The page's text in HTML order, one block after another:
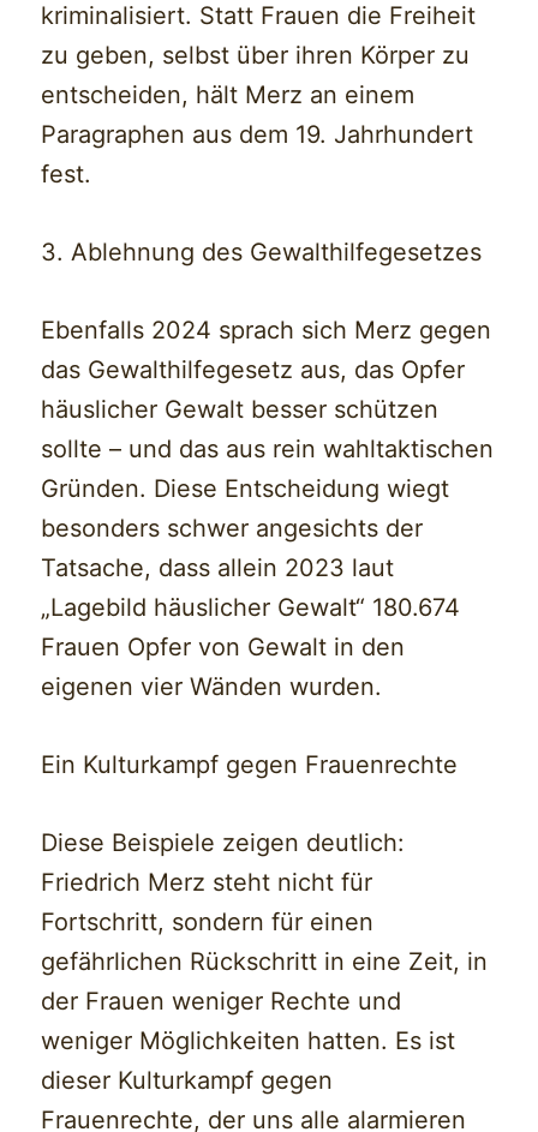
kriminalisiert. Statt Frauen die Freiheit
zu geben, selbst über ihren Körper zu
entscheiden, hält Merz an einem
Paragraphen aus dem 19. Jahrhundert
fest.
3. Ablehnung des Gewalthilfegesetzes
Ebenfalls 2024 sprach sich Merz gegen
das Gewalthilfegesetz aus, das Opfer
häuslicher Gewalt besser schützen
sollte – und das aus rein wahltaktischen
Gründen. Diese Entscheidung wiegt
besonders schwer angesichts der
Tatsache, dass allein 2023 laut
„Lagebild häuslicher Gewalt“ 180.674
Frauen Opfer von Gewalt in den
eigenen vier Wänden wurden.
Ein Kulturkampf gegen Frauenrechte
Diese Beispiele zeigen deutlich:
Friedrich Merz steht nicht für
Fortschritt, sondern für einen
gefährlichen Rückschritt in eine Zeit, in
der Frauen weniger Rechte und
weniger Möglichkeiten hatten. Es ist
dieser Kulturkampf gegen
Frauenrechte, der uns alle alarmieren